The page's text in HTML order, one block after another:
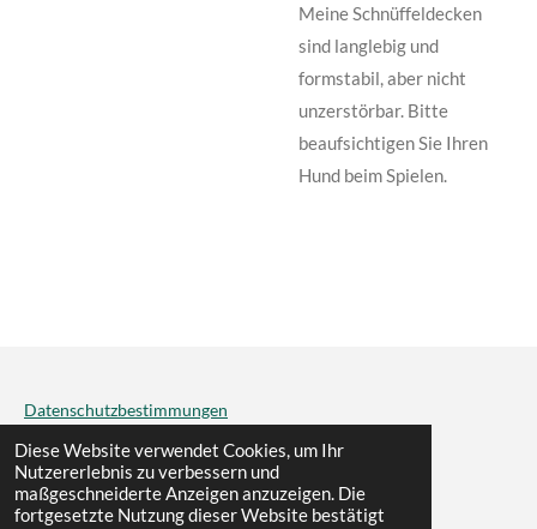
Diese Website verwendet Cookies, um Ihr
Nutzererlebnis zu verbessern und
maßgeschneiderte Anzeigen anzuzeigen. Die
fortgesetzte Nutzung dieser Website bestätigt
Meine Schnüffeldecken
sind langlebig und
formstabil, aber nicht
unzerstörbar. Bitte
beaufsichtigen Sie Ihren
Hund beim Spielen.
Datenschutzbestimmungen
© 2022 - 2026 dogfun&more
Mit Unterstützung vonWebador